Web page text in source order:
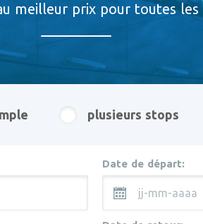
meilleur prix pour toutes les
plusieurs stops
Date de départ: